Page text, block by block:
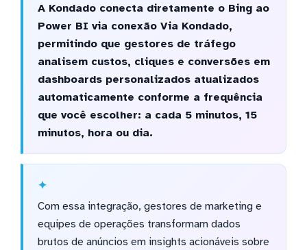
A Kondado conecta diretamente o Bing ao
Power BI via conexão Via Kondado,
permitindo que gestores de tráfego
analisem custos, cliques e conversões em
dashboards personalizados atualizados
automaticamente conforme a frequência
que você escolher: a cada 5 minutos, 15
minutos, hora ou dia.
Com essa integração, gestores de marketing e
equipes de operações transformam dados
brutos de anúncios em insights acionáveis sobre